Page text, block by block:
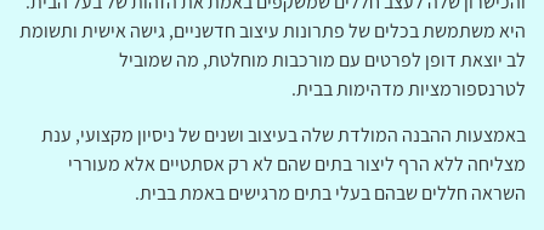
היא משתמשת בכלים של פתרונות עיצוב חדשניים, גישה אישית ותשומת
לב יוצאת דופן לפרטים עם מורכבות מוחלטת, מה שמוביל
לטרנספורמציות מדהימות בבית.
באמצעות ההבנה המולדת שלה בעיצוב ושנים של ניסיון מקצועי, ענת
מצליחה ללא הרף ליצור בתים שהם לא רק אסתטיים אלא מעוררי
השראה חללים שבהם בעלי בתים מרגישים באמת בבית.